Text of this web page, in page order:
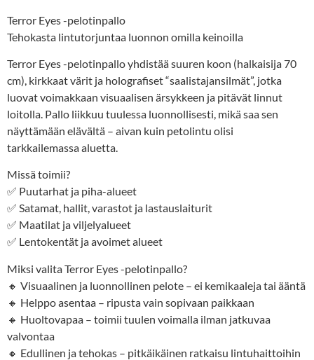
Terror Eyes -pelotinpallo
Tehokasta lintutorjuntaa luonnon omilla keinoilla
Terror Eyes -pelotinpallo yhdistää suuren koon (halkaisija 70
cm), kirkkaat värit ja holografiset “saalistajansilmät”, jotka
luovat voimakkaan visuaalisen ärsykkeen ja pitävät linnut
loitolla. Pallo liikkuu tuulessa luonnollisesti, mikä saa sen
näyttämään elävältä – aivan kuin petolintu olisi
tarkkailemassa aluetta.
Missä toimii?
✅ Puutarhat ja piha-alueet
✅ Satamat, hallit, varastot ja lastauslaiturit
✅ Maatilat ja viljelyalueet
✅ Lentokentät ja avoimet alueet
Miksi valita Terror Eyes -pelotinpallo?
🔸 Visuaalinen ja luonnollinen pelote – ei kemikaaleja tai ääntä
🔸 Helppo asentaa – ripusta vain sopivaan paikkaan
🔸 Huoltovapaa – toimii tuulen voimalla ilman jatkuvaa
valvontaa
🔸 Edullinen ja tehokas – pitkäikäinen ratkaisu lintuhaittoihin